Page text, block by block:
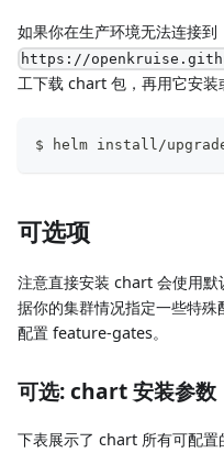
如果你在生产环境无法连接到
https://
工下载 chart 包，再用它安装
$ helm install/
可选项
注意直接安装 chart 会使用
据你的集群情况指定一些特
配置 feature-gates。
可选: chart 安装参数
下表展示了 chart 所有可配置